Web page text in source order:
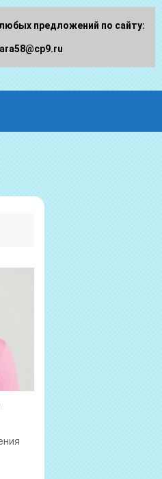
предложений по сайту: